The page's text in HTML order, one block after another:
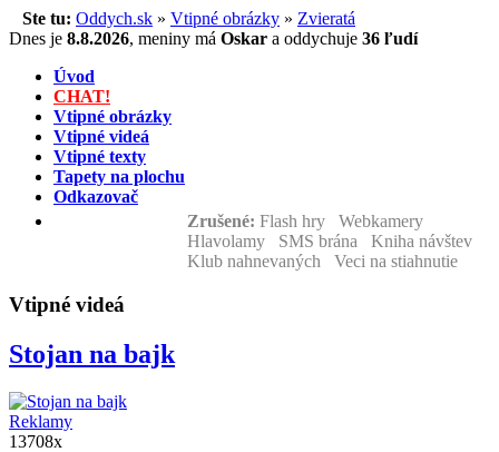
Ste tu: Oddych.sk » Vtipné obrázky » Zvieratá
Dnes je 8.8.2026, meniny má Oskar a oddychuje 36 ľudí
Úvod
CHAT!
Vtipné obrázky
Vtipné videá
Vtipné texty
Tapety na plochu
Odkazovač
Zrušené: Flash hry Webkamery
Hlavolamy SMS brána Kniha návštev
Klub nahnevaných Veci na stiahnutie
Vtipné videá
Stojan na bajk
Reklamy
13708x